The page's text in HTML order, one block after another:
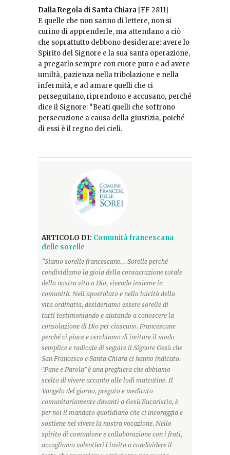
Dalla Regola di Santa Chiara [FF 2811]
E quelle che non sanno di lettere, non si
curino di apprenderle, ma attendano a ciò
che soprattutto debbono desiderare: avere lo
Spirito del Signore e la sua santa operazione,
a pregarlo sempre con cuore puro e ad avere
umiltà, pazienza nella tribolazione e nella
infermità, e ad amare quelli che ci
perseguitano, riprendono e accusano, perché
dice il Signore: “Beati quelli che soffrono
persecuzione a causa della giustizia, poiché
di essi è il regno dei cieli.
ARTICOLO DI: Comunità francescana
delle sorelle
“Siamo sorelle francescane... Sorelle perché
condividiamo la gioia della consacrazione totale
della nostra vita a Dio, vivendo insieme in
comunità. Nell'apostolato e nella laicità della
vita ordinaria, desideriamo essere sorelle di
tutti testimoniando e aiutando a conoscere la
consolazione di Dio per ciascuno. Francescane
perché ci piace e cerchiamo di imitare il modo
semplice e radicale di seguire il Signore Gesù che
San Francesco e Santa Chiara ci hanno indicato.
"Pane e Parola" è una preghiera che abbiamo
scelto di vivere accanto alle lodi mattutine. Il
Vangelo del giorno, pregato e meditato
comunitariamente davanti a Gesù Eucaristia, è
per noi il mandato quotidiano che ci incoraggia e
sostiene nel vivere la nostra vocazione. Nello
spirito di comunione e collaborazione con i frati,
accogliamo volentieri l'invito a condividere il